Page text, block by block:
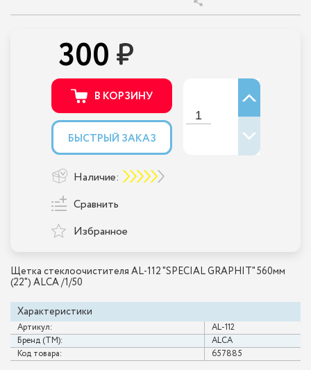
Щетка стеклоочистителя AL-112 "SPECIAL GRAPHIT" 560мм
(22") ALCA /1/50
Характеристики
Артикул:
AL-112
Бренд (ТМ):
ALCA
Код товара:
657885
300
В КОРЗИНУ
БЫСТРЫЙ ЗАКАЗ
Наличие:
Сравнить
Избранное